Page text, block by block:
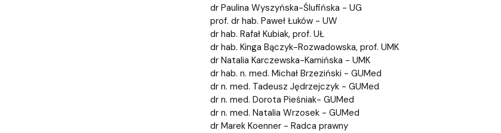
dr Paulina Wyszyńska-Ślufińska - UG
prof. dr hab. Paweł Łuków - UW
dr hab. Rafał Kubiak, prof. UŁ
dr hab. Kinga Bączyk-Rozwadowska, prof. UMK
dr Natalia Karczewska-Kamińska - UMK
dr hab. n. med. Michał Brzeziński - GUMed
dr n. med. Tadeusz Jędrzejczyk - GUMed
dr n. med. Dorota Pieśniak- GUMed
dr n. med. Natalia Wrzosek - GUMed
dr Marek Koenner - Radca prawny